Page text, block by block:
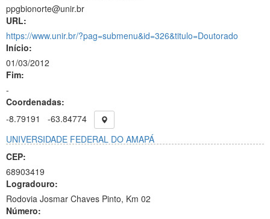
ppgbionorte@unir.br
URL:
https://www.unir.br/?pag=submenu&id=326&titulo=Doutorado
Início:
01/03/2012
Fim:
-
Coordenadas:
-8.79191
-63.84774
UNIVERSIDADE FEDERAL DO AMAPÁ
CEP:
68903419
Logradouro:
Rodovia Josmar Chaves Pinto, Km 02
Número: